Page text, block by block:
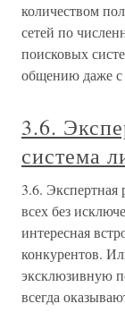
количеством
сетей по
поисковых
общению даже с
3.6.
система
3.6. Экспертная
всех без
интересная
конкурентов.
эксклюзивную
всегда